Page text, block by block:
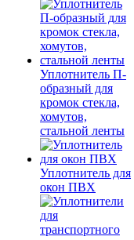
Уплотнитель П-
образный для
кромок стекла,
хомутов,
стальной ленты
Уплотнитель для
окон ПВХ